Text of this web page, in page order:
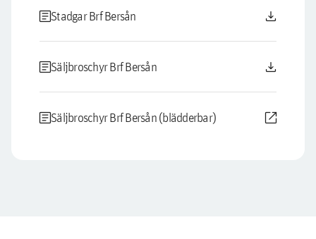
articleStadgar Brf Bersån download
articleSäljbroschyr Brf Bersån download
articleSäljbroschyr Brf Bersån (blädderbar) open_in_new